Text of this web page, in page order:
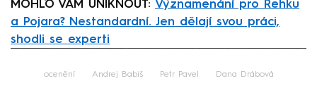
MOHLO VÁM UNIKNOUT: Vyznamenání pro Řehku
a Pojara? Nestandardní. Jen dělají svou práci,
shodli se experti
ocenění Andrej Babiš Petr Pavel Dana Drábová